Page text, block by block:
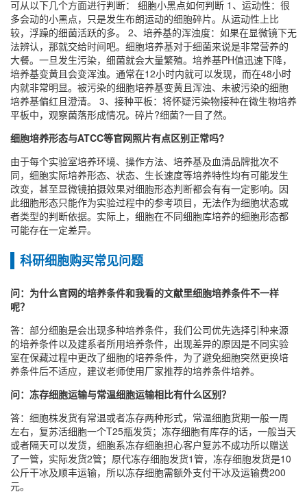
可从以下几个方面进行判断： 细胞小黑点如何判断 1、运动性：很
多会动的小黑点，只是发生布朗运动的细胞碎片。从运动性上比
较，浮躁的细菌活跃的多。 2、培养基的浑浊度：如果在显微镜下无
法辨认，那就交给时间吧。细胞培养基对于细菌来说是非常营养的
大餐。一旦发生污染，细菌就会大量繁殖。培养基PH值迅速下降，
培养基变黄且会变浑浊。通常在12小时内就可以发现，而在48小时
内就非常明显。被污染的细胞培养基变黄且浑浊、未被污染的细胞
培养基偏红且澄清。 3、接种平板：将怀疑污染物接种在微生物培养
平板中，观察菌落形成情况。碎片?细菌?一目了然。
细胞培养形态与ATCC等官网照片有点区别正常吗?
由于每个实验室培养环境、操作方法、培养基及血清品牌批次不
同，细胞实际培养形态、状态、生长速度等培养特性均有可能发生
改变，甚至显微镜拍摄效果对细胞形态判断都会有有一定影响。因
此细胞形态只能作为实验过程中的参考项目，无法作为细胞状态或
者类型的判断依据。实际上，细胞在不同细胞库培养的细胞形态都
可能存在一定差异。
科研细胞购买常见问题
问：为什么官网的培养条件和我看的文献里细胞培养条件不一样
呢？
答：部分细胞是会出现多种培养条件，我们公司优先选择引种来源
的培养条件以及建系者所用培养条件，出现差异的原因是不同实验
室在保藏过程中更改了细胞的培养条件，为了避免细胞突然更换培
养条件后不适应，建议老师使用厂家推荐的培养条件培养。
问：冻存细胞运输与常温细胞运输相比有什么区别？
答：细胞株发货有常温或者冻存两种形式，常温细胞货期一般一周
左右，复苏活细胞一个T25瓶发货；冻存细胞有库存的话，一般当天
或者隔天可以发货，细胞系冻存细胞担心客户复苏不成功所以赠送
了一管，实际发货2管；原代冻存细胞发货1管，冻存细胞发货是10
公斤干冰及顺丰运输，所以冻存细胞需额外支付干冰及运输费200
元。